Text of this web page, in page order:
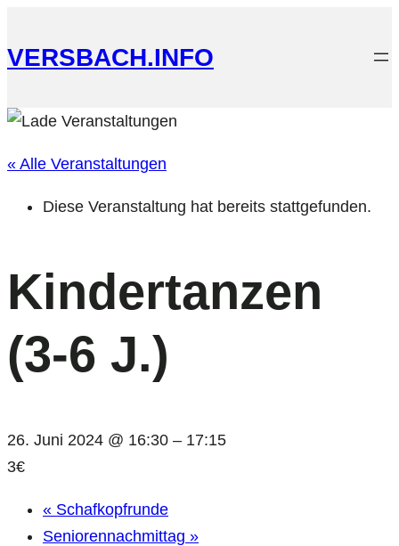
VERSBACH.INFO
« Alle Veranstaltungen
Diese Veranstaltung hat bereits stattgefunden.
Kindertanzen
(3-6 J.)
26. Juni 2024 @ 16:30 – 17:15
3€
« Schafkopfrunde
Seniorennachmittag »